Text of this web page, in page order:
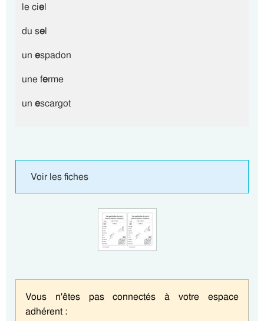
le ciel
du sel
un espadon
une ferme
un escargot
Voir les fiches
Vous n'êtes pas connectés à votre espace
adhérent :